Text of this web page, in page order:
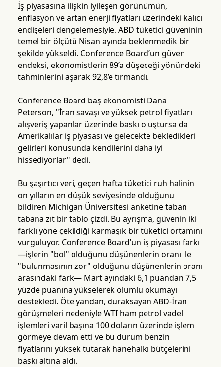
İş piyasasına ilişkin iyileşen görünümün,
enflasyon ve artan enerji fiyatları üzerindeki kalıcı
endişeleri dengelemesiyle, ABD tüketici güveninin
temel bir ölçütü Nisan ayında beklenmedik bir
şekilde yükseldi. Conference Board’un güven
endeksi, ekonomistlerin 89’a düşeceği yönündeki
tahminlerini aşarak 92,8’e tırmandı.
Conference Board baş ekonomisti Dana
Peterson, "İran savaşı ve yüksek petrol fiyatları
alışveriş yapanlar üzerinde baskı oluştursa da
Amerikalılar iş piyasası ve gelecekte bekledikleri
gelirleri konusunda kendilerini daha iyi
hissediyorlar" dedi.
Bu şaşırtıcı veri, geçen hafta tüketici ruh halinin
on yılların en düşük seviyesinde olduğunu
bildiren Michigan Üniversitesi anketine taban
tabana zıt bir tablo çizdi. Bu ayrışma, güvenin iki
farklı yöne çekildiği karmaşık bir tüketici ortamını
vurguluyor. Conference Board’un iş piyasası farkı
—işlerin "bol" olduğunu düşünenlerin oranı ile
"bulunmasının zor" olduğunu düşünenlerin oranı
arasındaki fark— Mart ayındaki 6,1 puandan 7,5
yüzde puanına yükselerek olumlu okumayı
destekledi. Öte yandan, duraksayan ABD-İran
görüşmeleri nedeniyle WTI ham petrol vadeli
işlemleri varil başına 100 doların üzerinde işlem
görmeye devam etti ve bu durum benzin
fiyatlarını yüksek tutarak hanehalkı bütçelerini
baskı altına aldı.